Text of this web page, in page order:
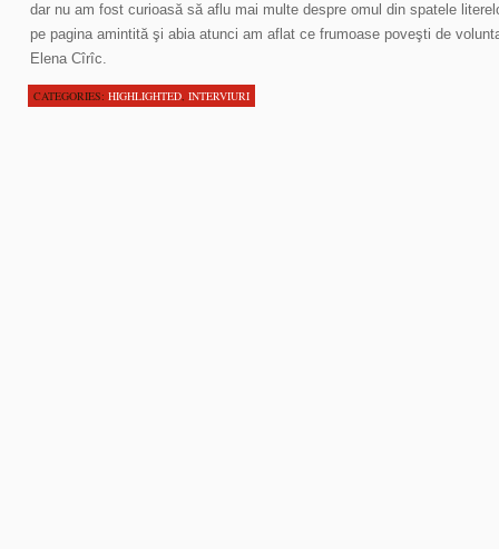
dar nu am fost curioasă să aflu mai multe despre omul din spatele
pe pagina amintită şi abia atunci am aflat ce frumoase poveşti de
Elena Cîrîc.
CATEGORIES: HIGHLIGHTED, INTERVIURI